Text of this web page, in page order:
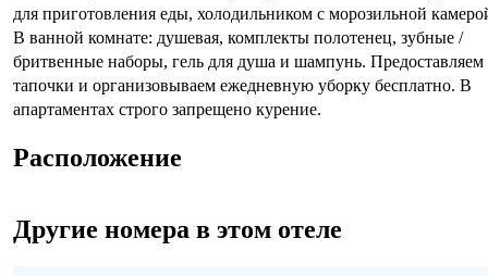
для приготовления еды, холодильником с морозильной
В ванной комнате: душевая, комплекты полотенец, зубные /
бритвенные наборы, гель для душа и шампунь. Предоставляем
тапочки и организовываем ежедневную уборку бесплатно. В
апартаментах строго запрещено курение.
Расположение
Другие номера в этом отеле